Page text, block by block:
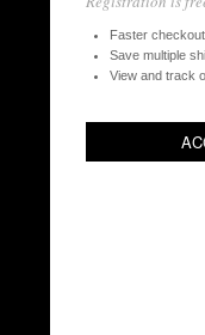
Faster checkout
Save multiple
View and track